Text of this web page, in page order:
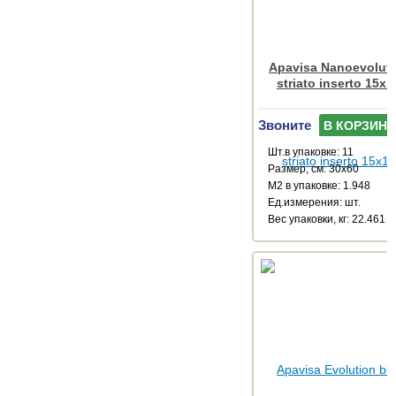
Apavisa
striato inserto
Звоните В КОРЗИНУ
Шт.в упаковке: 11
Размер, см: 30x60
М2 в упаковке: 1.948
Ед.измерения: шт.
Веc упаковки, кг: 22.461